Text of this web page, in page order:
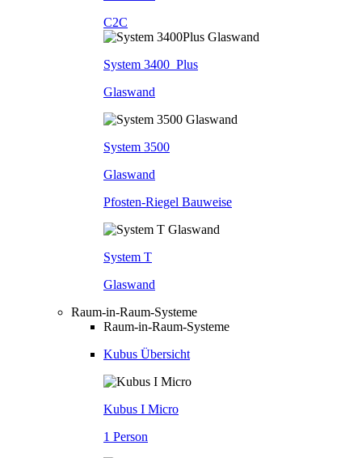
C2C
System 3400_Plus
Glaswand
System 3500
Glaswand
Pfosten-Riegel Bauweise
System T
Glaswand
Raum-in-Raum-Systeme
Raum-in-Raum-Systeme
Kubus Übersicht
Kubus I Micro
1 Person